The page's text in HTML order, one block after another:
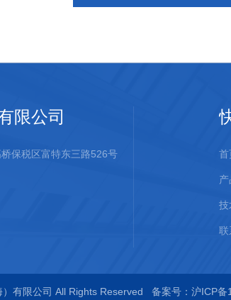
限公司
保税区富特东三路526号
首
技
联
有限公司 All Rights Reserved 备案号：沪ICP